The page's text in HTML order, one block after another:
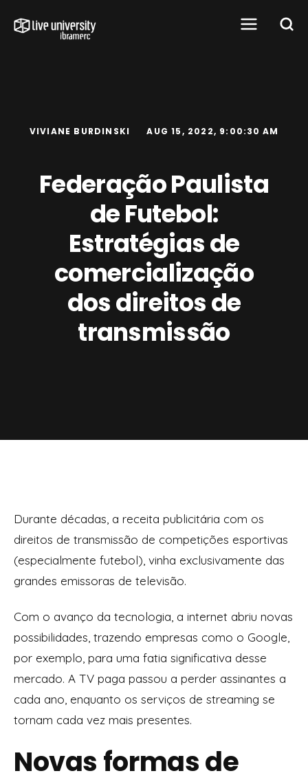
VIVIANE BURDINSKI AUG 15, 2022, 9:00:30 AM
Federação Paulista
de Futebol:
Estratégias de
comercialização
dos direitos de
transmissão
Durante décadas, a receita publicitária com os
direitos de transmissão de competições esportivas
(especialmente futebol), vinha exclusivamente das
grandes emissoras de televisão.
Com o avanço da tecnologia, a internet abriu novas
possibilidades, trazendo empresas como o Google,
por exemplo, para uma fatia significativa desse
mercado. A TV paga passou a perder assinantes a
cada ano, enquanto os serviços de streaming se
tornam cada vez mais presentes.
Novas formas de